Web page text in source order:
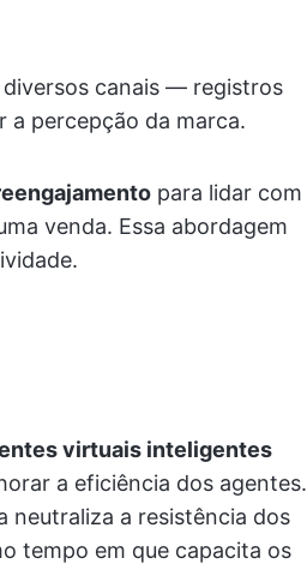
diversos canais — registros
percepção da marca.
para lidar com
venda. Essa abordagem
virtuais inteligentes
a eficiência dos agentes.
neutraliza a resistência dos
tempo em que capacita os